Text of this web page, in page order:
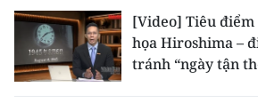
Media Khoa học - Công nghệ
Media Môi trường
[Video] Tiêu điểm
họa Hiroshima –
tránh “ngày tận